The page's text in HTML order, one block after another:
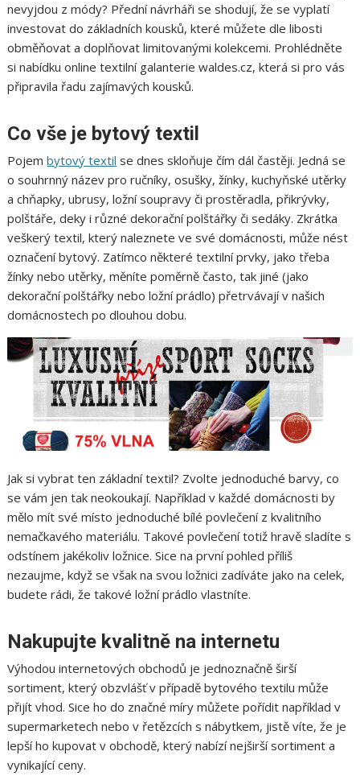
nevyjdou z módy? Přední návrháři se shodují, že se vyplatí
investovat do základních kousků, které můžete dle libosti
obměňovat a doplňovat limitovanými kolekcemi. Prohlédněte
si nabídku online textilní galanterie waldes.cz, která si pro vás
připravila řadu zajímavých kousků.
Co vše je bytový textil
Pojembytový textil se dnes skloňuje čím dál častěji. Jedná se
o souhrnný název pro ručníky, osušky, žínky, kuchyňské utěrky
a chňapky, ubrusy, ložní soupravy či prostěradla, přikrývky,
polštáře, deky i různé dekorační polštářky či sedáky. Zkrátka
veškerý textil, který naleznete ve své domácnosti, může nést
označení bytový. Zatímco některé textilní prvky, jako třeba
žínky nebo utěrky, měníte poměrně často, tak jiné (jako
dekorační polštářky nebo ložní prádlo) přetrvávají v našich
domácnostech po dlouhou dobu.
Jak si vybrat ten základní textil? Zvolte jednoduché barvy, co
se vám jen tak neokoukají. Například v každé domácnosti by
mělo mít své místo jednoduché bílé povlečení z kvalitního
nemačkavého materiálu. Takové povlečení totiž hravě sladíte s
odstínem jakékoliv ložnice. Sice na první pohled příliš
nezaujme, když se však na svou ložnici zadíváte jako na celek,
budete rádi, že takové ložní prádlo vlastníte.
Nakupujte kvalitně na internetu
Výhodou internetových obchodů je jednoznačně širší
sortiment, který obzvlášť v případě bytového textilu může
přijít vhod. Sice ho do značné míry můžete pořídit například v
supermarketech nebo v řetězcích s nábytkem, jistě víte, že je
lepší ho kupovat v obchodě, který nabízí nejširší sortiment a
vynikající ceny.